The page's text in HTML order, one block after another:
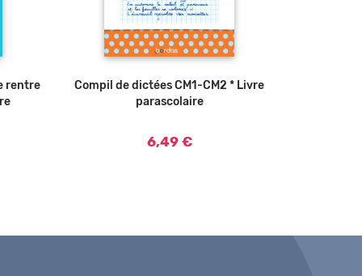
rentre
Ajouter au panier
Compil de dictées CM1-CM2 * Livre
parascolaire
6,49 €